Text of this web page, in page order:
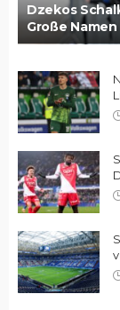
Dzekos
Große